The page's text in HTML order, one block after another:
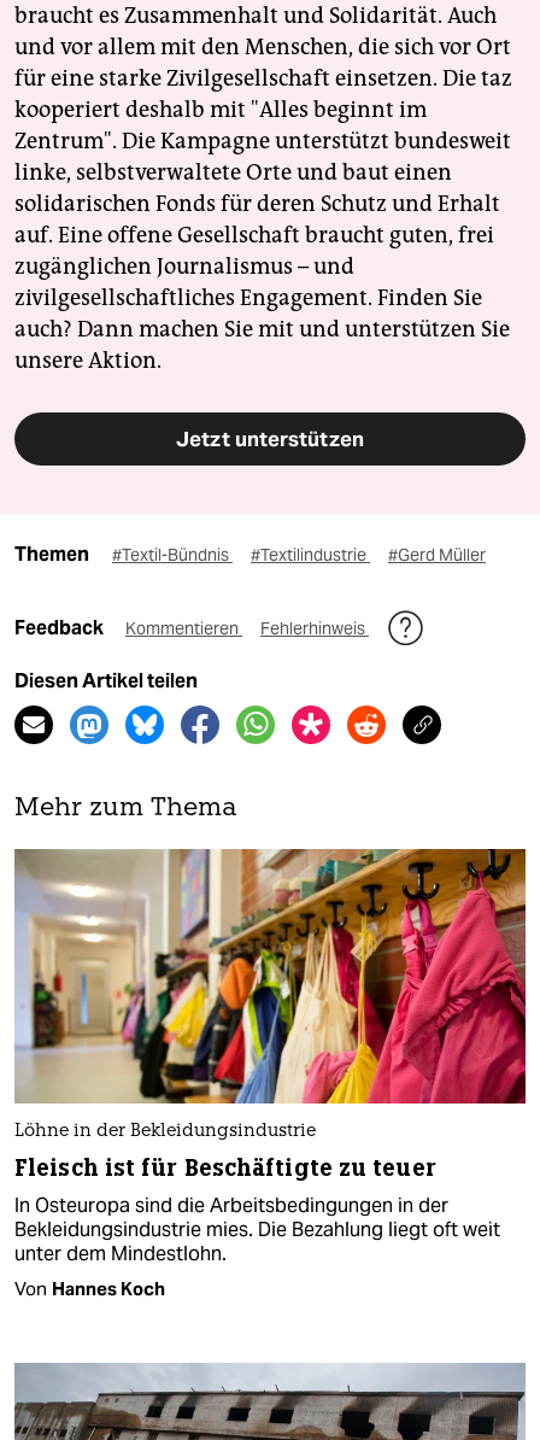
braucht es Zusammenhalt und Solidarität. Auch
und vor allem mit den Menschen, die sich vor Ort
für eine starke Zivilgesellschaft einsetzen. Die taz
kooperiert deshalb mit "Alles beginnt im
Zentrum". Die Kampagne unterstützt bundesweit
linke, selbstverwaltete Orte und baut einen
solidarischen Fonds für deren Schutz und Erhalt
auf. Eine offene Gesellschaft braucht guten, frei
zugänglichen Journalismus – und
zivilgesellschaftliches Engagement. Finden Sie
auch? Dann machen Sie mit und unterstützen Sie
unsere Aktion.
Jetzt unterstützen
Themen #Textil-Bündnis #Textilindustrie #Gerd Müller
Feedback Kommentieren Fehlerhinweis
Diesen Artikel teilen
Mehr zum Thema
Löhne in der Bekleidungsindustrie
Fleisch ist für Beschäftigte zu teuer
In Osteuropa sind die Arbeitsbedingungen in der
Bekleidungsindustrie mies. Die Bezahlung liegt oft weit
unter dem Mindestlohn.
Von Hannes Koch